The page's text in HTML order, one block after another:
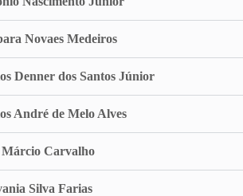
Novaes Medeiros
Denner dos Santos Júnior
André de Melo Alves
Márcio Carvalho
Silva Farias